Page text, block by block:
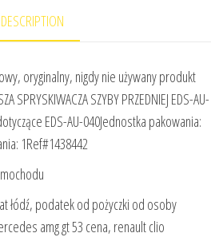
DESCRIPTION
oryginalny, nigdy nie używany produkt
SPRYSKIWACZA SZYBY PRZEDNIEJ EDS-AU-
EDS-AU-040Jednostka pakowania:
1Ref#1438442
łódź, podatek od pożyczki od osoby
amg gt 53 cena, renault clio